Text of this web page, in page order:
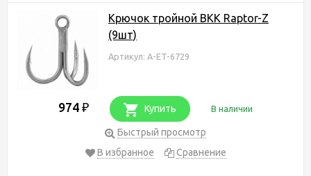
Крючок тройной BKK Raptor-Z
(9шт)
Артикул: A-ET-6729
974 ₽ Купить В наличии
Быстрый просмотр
В избранное
Сравнение